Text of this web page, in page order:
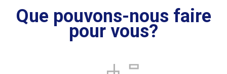
Que pouvons-nous faire
pour vous?